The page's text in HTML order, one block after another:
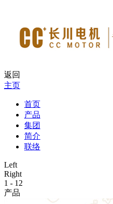
返回
主页
首页
产品
集团
简介
联络
Left
Right
1 - 12
产品